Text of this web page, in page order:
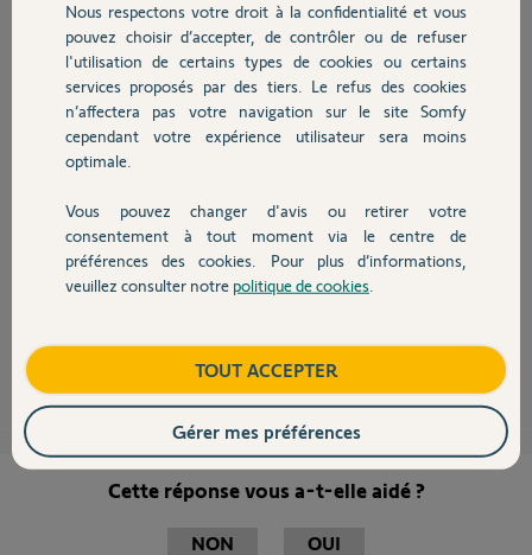
Chauffage
Autres produits
Devis avec un pro
Contact
Denis R.
il y a plus de 7 ans
Participer au fil de discussion
Bonjour Denis,
nouveau.
Cette réponse vous a-t-elle aidé ?
NON OUI
Nous respectons votre droit à la confidentialité et vous
pouvez choisir d’accepter, de contrôler ou de refuser
l'utilisation de certains types de cookies ou certains
services proposés par des tiers. Le refus des cookies
n’affectera pas votre navigation sur le site Somfy
cependant votre expérience utilisateur sera moins
optimale.
Vous pouvez changer d'avis ou retirer votre
consentement à tout moment via le centre de
préférences des cookies. Pour plus d’informations,
veuillez consulter notre politique de cookies
TOUT ACCEPTER
Gérer mes préférences